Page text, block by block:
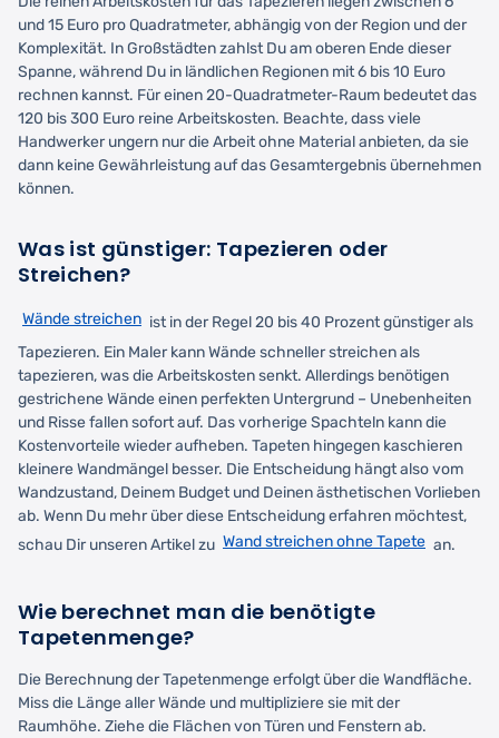
und 15 Euro pro Quadratmeter, abhängig von der Region und der
Komplexität. In Großstädten zahlst Du am oberen Ende dieser
Spanne, während Du in ländlichen Regionen mit 6 bis 10 Euro
rechnen kannst. Für einen 20-Quadratmeter-Raum bedeutet das
120 bis 300 Euro reine Arbeitskosten. Beachte, dass viele
Handwerker ungern nur die Arbeit ohne Material anbieten, da sie
dann keine Gewährleistung auf das Gesamtergebnis übernehmen
können.
Was ist günstiger: Tapezieren oder
Streichen?
Wände streichen ist in der Regel 20 bis 40 Prozent günstiger als
Tapezieren. Ein Maler kann Wände schneller streichen als
tapezieren, was die Arbeitskosten senkt. Allerdings benötigen
gestrichene Wände einen perfekten Untergrund – Unebenheiten
und Risse fallen sofort auf. Das vorherige Spachteln kann die
Kostenvorteile wieder aufheben. Tapeten hingegen kaschieren
kleinere Wandmängel besser. Die Entscheidung hängt also vom
Wandzustand, Deinem Budget und Deinen ästhetischen Vorlieben
ab. Wenn Du mehr über diese Entscheidung erfahren möchtest,
schau Dir unseren Artikel zu Wand streichen ohne Tapete an.
Wie berechnet man die benötigte
Tapetenmenge?
Die Berechnung der Tapetenmenge erfolgt über die Wandfläche.
Miss die Länge aller Wände und multipliziere sie mit der
Raumhöhe. Ziehe die Flächen von Türen und Fenstern ab.